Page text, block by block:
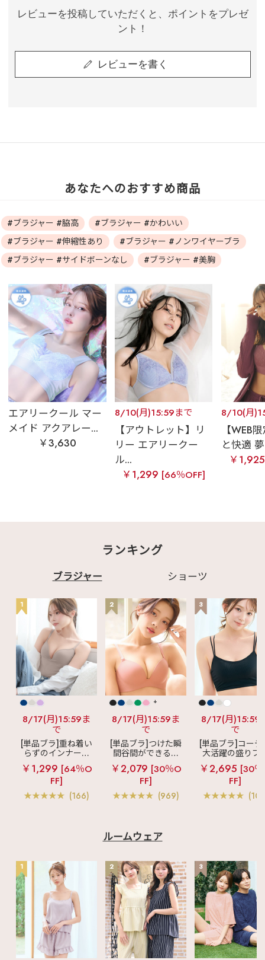
レビューを投稿していただくと、ポイントをプレゼ
ント！
レビューを書く
あなたへのおすすめ商品
#ブラジャー #脇高
#ブラジャー #かわいい
#ブラジャー #伸縮性あり
#ブラジャー #ノンワイヤーブラ
#ブラジャー #サイドボーンなし
#ブラジャー #美胸
エアリークール マー
メイド アクアレー...
￥3,630
8/10(月)15:59まで
【アウトレット】リ
リー エアリークー
ル...
￥1,299 [66％OFF]
8/10(月
【WEB
と快適
￥
ランキング
ブラジャー ショーツ
1
8/17(月)15:59ま
で
[単品ブラ]重ね着い
らずのインナーブ
ラ
リッチバスト
ブラトップ (ワイヤ
ー入り)
￥1,299 [64％O
FF]
(166)
2
+
8/17(月)15:59ま
で
[単品ブラ]つけた瞬
間谷間ができるシ
ームレスブラ
超
盛ブラ(R) シームレ
ス 単品ブラジャー
￥2,079 [30％O
FF]
(969)
3
8/17(月)15:59
で
[単品ブラ]コーデ
大活躍の盛りブ
ショートレン
ス ブラトップ 超
ブラ(R) 単品ブ
ャー
￥2,695 [30
FF]
ルームウェア
1 2 3